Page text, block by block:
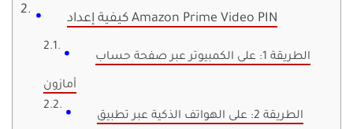
كيفية إعداد Amazon Prime Video PIN
الطريقة 1: على الكمبيوتر عبر صفحة حساب
أمازون
الطريقة 2: على الهواتف الذكية عبر تطبيق